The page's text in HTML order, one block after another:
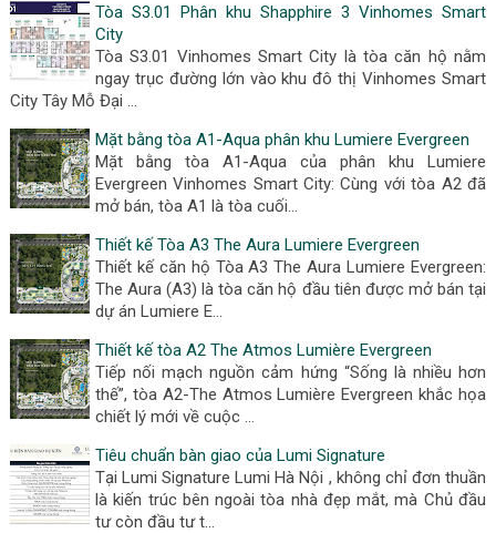
Tòa S3.01 Phân khu Shapphire 3 Vinhomes Smart
City
Tòa S3.01 Vinhomes Smart City là tòa căn hộ nằm
ngay trục đường lớn vào khu đô thị Vinhomes Smart
City Tây Mỗ Đại …
Mặt bằng tòa A1-Aqua phân khu Lumiere Evergreen
Mặt bằng tòa A1-Aqua của phân khu Lumiere
Evergreen Vinhomes Smart City: Cùng với tòa A2 đã
mở bán, tòa A1 là tòa cuối…
Thiết kế Tòa A3 The Aura Lumiere Evergreen
Thiết kế căn hộ Tòa A3 The Aura Lumiere Evergreen:
The Aura (A3) là tòa căn hộ đầu tiên được mở bán tại
dự án Lumiere E…
Thiết kế tòa A2 The Atmos Lumière Evergreen
Tiếp nối mạch nguồn cảm hứng “Sống là nhiều hơn
thế”, tòa A2-The Atmos Lumière Evergreen khắc họa
chiết lý mới về cuộc …
Tiêu chuẩn bàn giao của Lumi Signature
Tại Lumi Signature Lumi Hà Nội , không chỉ đơn thuần
là kiến trúc bên ngoài tòa nhà đẹp mắt, mà Chủ đầu
tư còn đầu tư t…